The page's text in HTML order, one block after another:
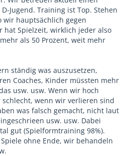
Jugend. Training ist Top. Stehen
hauptsächlich gegen
hat Spielzeit, wirklich jeder also
als 50 Prozent, weit mehr
ständig was auszusetzen,
Coaches, Kinder müssten mehr
usw. usw. Wenn wir hoch
wenn wir verlieren sind
was falsch gemacht, nicht laut
usw. usw. Dabei
gut (Spielformtraining 98%).
ohne Ende, wir behandeln